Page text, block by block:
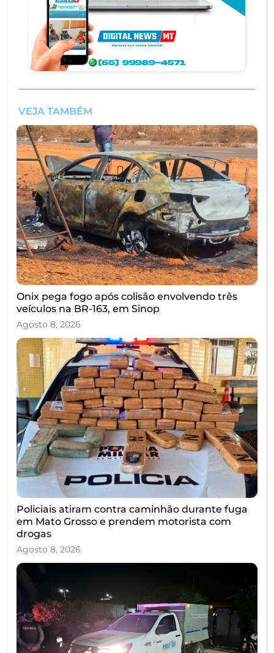
VEJA TAMBÉM
Onix pega fogo após colisão envolvendo três
veículos na BR-163, em Sinop
Agosto 8, 2026
Policiais atiram contra caminhão durante fuga
em Mato Grosso e prendem motorista com
drogas
Agosto 8, 2026